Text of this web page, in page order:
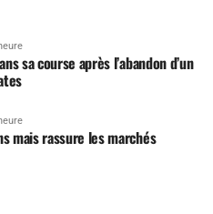
sa course après l’abandon d’un
mais rassure les marchés